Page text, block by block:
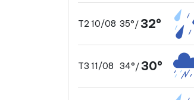
T2 10/08 35°/32°
T3 11/08 34°/30°